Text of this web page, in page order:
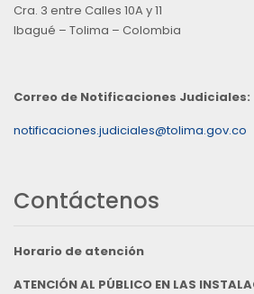
Cra. 3 entre Calles 10A y 11
Ibagué – Tolima – Colombia
Correo de Notificaciones Judiciales:
notificaciones.judiciales@tolima.gov.co
Contáctenos
Horario de atención
ATENCIÓN AL PÚBLICO EN LAS